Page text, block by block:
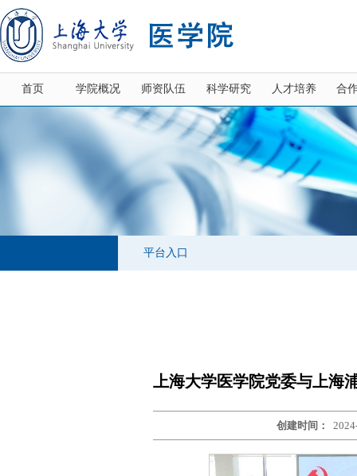
首页 学院概况 师资队伍 科学研究 人才培养 合
平台入口
上海大学医学院党委与上海
创建时间：